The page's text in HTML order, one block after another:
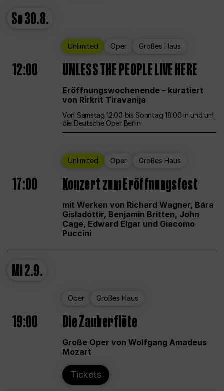
So30.8.
Unlimited Oper Großes Haus
12:00 UNLESS THE PEOPLE LIVE HERE
Eröffnungswochenende – kuratiert
von Rirkrit Tiravanija
Von Samstag 12.00 bis Sonntag 18.00 in und um
die Deutsche Oper Berlin
Unlimited Oper Großes Haus
17:00 Konzert zum Eröffnungsfest
mit Werken von Richard Wagner, Bára
Gísladóttir, Benjamin Britten, John
Cage, Edward Elgar und Giacomo
Puccini
Mi2.9.
Oper Großes Haus
19:00 Die Zauberflöte
Große Oper von Wolfgang Amadeus
Mozart
Tickets